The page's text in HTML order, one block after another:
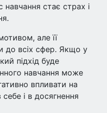
стає страх і
але її
до всіх сфер. Якщо у
підхід буде
навчання може
впливати на
і в досягнення